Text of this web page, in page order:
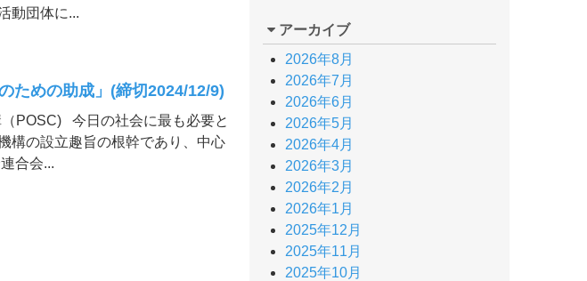
動団体に...
ための助成」(締切2024/12/9)
POSC) 今日の社会に最も必要と
構の設立趣旨の根幹であり、中心
合会...
アーカイブ
2026年8月
2026年7月
2026年6月
2026年5月
2026年4月
2026年3月
2026年2月
2026年1月
2025年12月
2025年11月
2025年10月